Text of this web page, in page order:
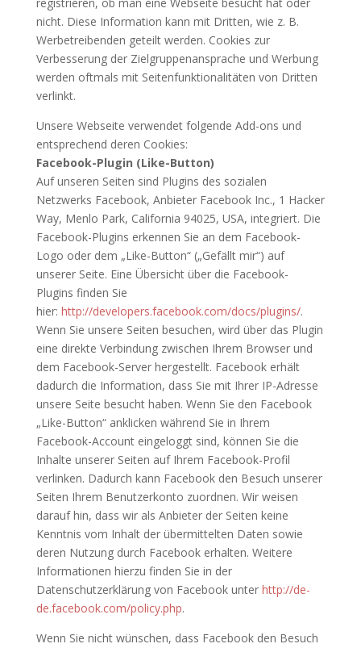
nicht. Diese Information kann mit Dritten, wie z. B.
Werbetreibenden geteilt werden. Cookies zur
Verbesserung der Zielgruppenansprache und Werbung
werden oftmals mit Seitenfunktionalitäten von Dritten
verlinkt.
Unsere Webseite verwendet folgende Add-ons und
entsprechend deren Cookies:
Facebook-Plugin (Like-Button)
Auf unseren Seiten sind Plugins des sozialen
Netzwerks Facebook, Anbieter Facebook Inc., 1 Hacker
Way, Menlo Park, California 94025, USA, integriert. Die
Facebook-Plugins erkennen Sie an dem Facebook-
Logo oder dem „Like-Button“ („Gefällt mir“) auf
unserer Seite. Eine Übersicht über die Facebook-
Plugins finden Sie
hier: http://developers.facebook.com/docs/plugins/.
Wenn Sie unsere Seiten besuchen, wird über das Plugin
eine direkte Verbindung zwischen Ihrem Browser und
dem Facebook-Server hergestellt. Facebook erhält
dadurch die Information, dass Sie mit Ihrer IP-Adresse
unsere Seite besucht haben. Wenn Sie den Facebook
„Like-Button“ anklicken während Sie in Ihrem
Facebook-Account eingeloggt sind, können Sie die
Inhalte unserer Seiten auf Ihrem Facebook-Profil
verlinken. Dadurch kann Facebook den Besuch unserer
Seiten Ihrem Benutzerkonto zuordnen. Wir weisen
darauf hin, dass wir als Anbieter der Seiten keine
Kenntnis vom Inhalt der übermittelten Daten sowie
deren Nutzung durch Facebook erhalten. Weitere
Informationen hierzu finden Sie in der
Datenschutzerklärung von Facebook unter http://de-
de.facebook.com/policy.php.
Wenn Sie nicht wünschen, dass Facebook den Besuch